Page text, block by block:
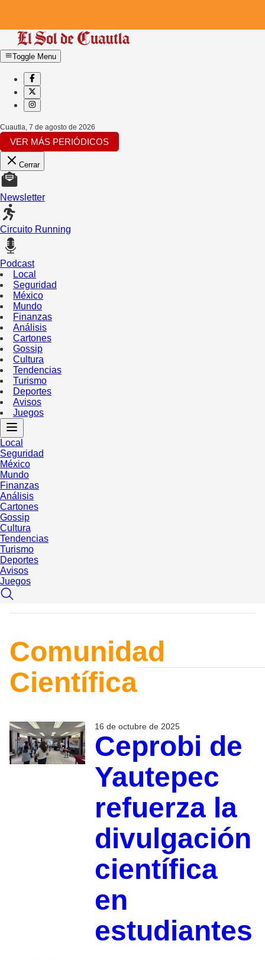
Toggle Menu
Cuautla, 7 de agosto de 2026
VER MÁS PERIÓDICOS
Cerrar
Newsletter
Circuito Running
Podcast
Local
Seguridad
México
Mundo
Finanzas
Análisis
Cartones
Gossip
Cultura
Tendencias
Turismo
Deportes
Avisos
Juegos
Local
Seguridad
México
Mundo
Finanzas
Análisis
Cartones
Gossip
Cultura
Tendencias
Turismo
Deportes
Avisos
Juegos
Comunidad
Científica
16 de octubre de 2025
Ceprobi de
Yautepec
refuerza la
divulgación
científica
en
estudiantes